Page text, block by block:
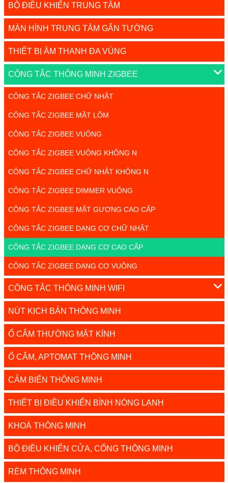
BỘ ĐIỀU KHIỂN TRUNG TÂM
MÀN HÌNH TRUNG TÂM GẮN TƯỜNG
THIẾT BỊ ÂM THANH ĐA VÙNG
CÔNG TẮC THÔNG MINH ZIGBEE
CÔNG TẮC ZIGBEE CHỮ NHẬT
CÔNG TẮC ZIGBEE MẶT LÕM
CÔNG TẮC ZIGBEE VUÔNG
CÔNG TẮC ZIGBEE VUÔNG KHÔNG N
CÔNG TẮC ZIGBEE CHỮ NHẬT KHÔNG N
CÔNG TẮC ZIGBEE DIMMER VUÔNG
CÔNG TẮC ZIGBEE MẶT GƯƠNG CAO CẤP
CÔNG TẮC ZIGBEE DẠNG CƠ CHỮ NHẬT
CÔNG TẮC ZIGBEE DẠNG CƠ CAO CẤP
CÔNG TẮC ZIGBEE DẠNG CƠ VUÔNG
CÔNG TẮC THÔNG MINH WIFI
NÚT KỊCH BẢN THÔNG MINH
Ổ CẮM THƯỜNG MẶT KÍNH
Ổ CẮM, APTOMAT THÔNG MINH
CẢM BIẾN THÔNG MINH
THIẾT BỊ ĐIỀU KHIỂN BÌNH NÓNG LẠNH
KHOÁ THÔNG MINH
BỘ ĐIỀU KHIỂN CỬA, CỔNG THÔNG MINH
RÈM THÔNG MINH